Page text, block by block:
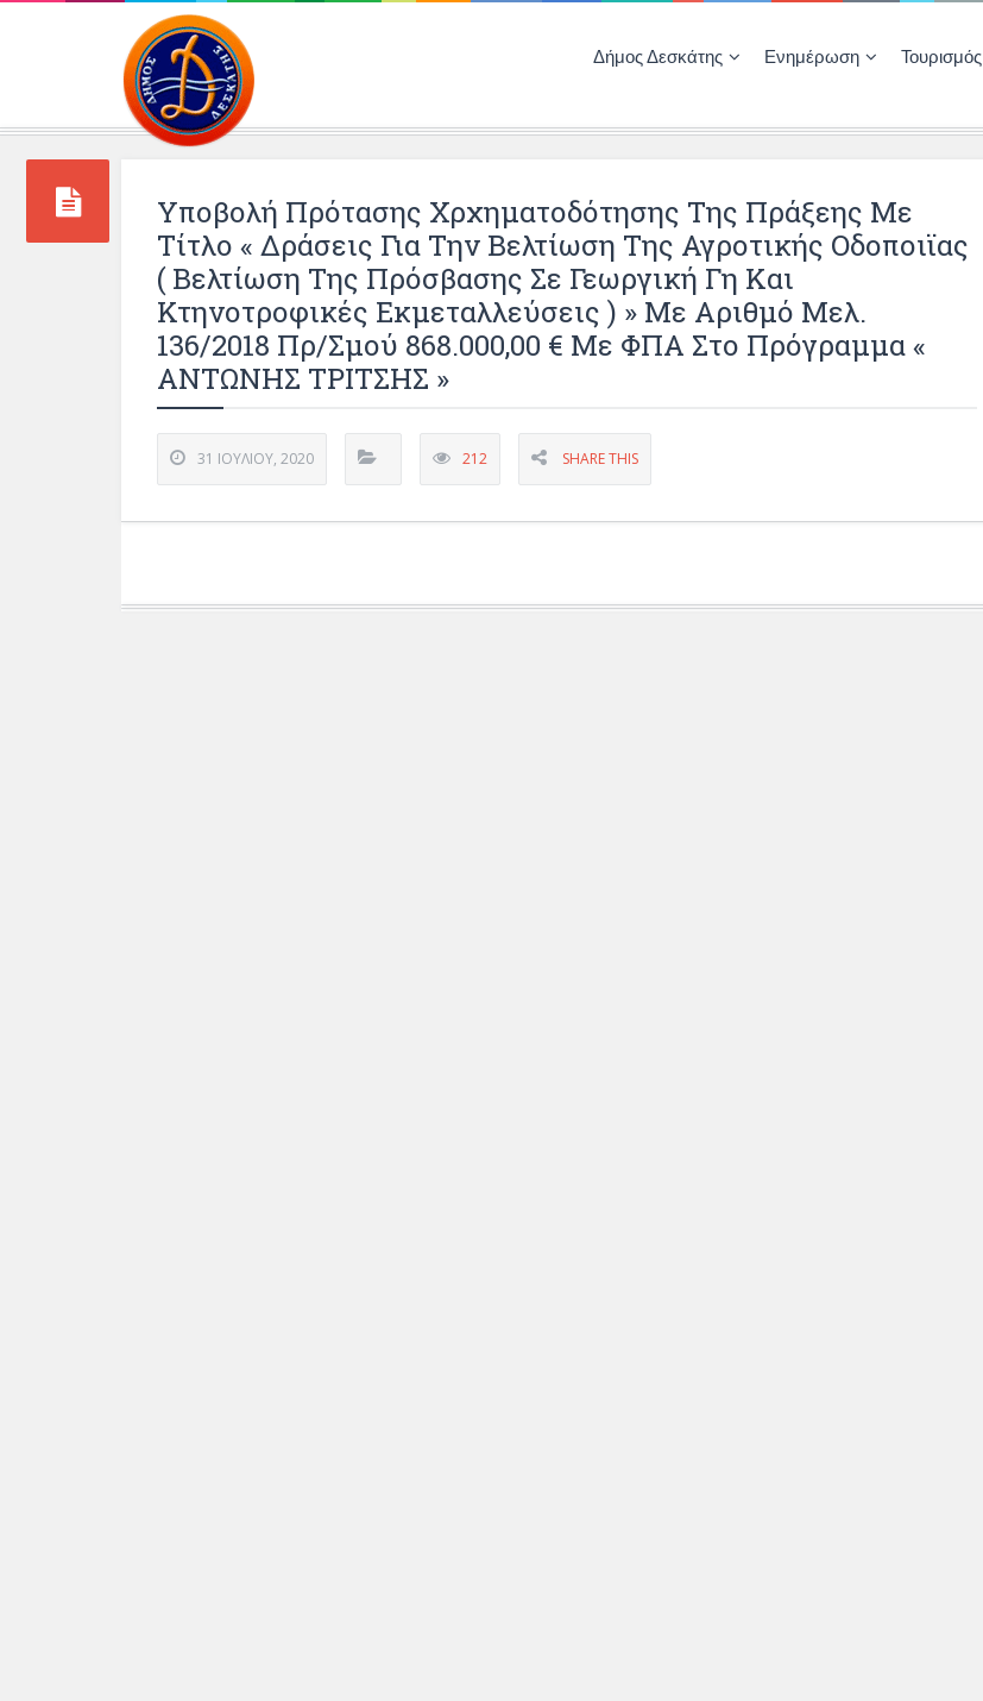
Δήμος Δεσκάτης Ενημέρωση Τουρισμός
Υποβολή Πρότασης Χρχηματοδότησης Της Πράξεης Με
Τίτλο « Δράσεις Για Την Βελτίωση Της Αγροτικής Οδοποιϊας
( Βελτίωση Της Πρόσβασης Σε Γεωργική Γη Και
Κτηνοτροφικές Εκμεταλλεύσεις ) » Με Αριθμό Μελ.
136/2018 Πρ/σμού 868.000,00 € Με ΦΠΑ Στο Πρόγραμμα «
ΑΝΤΩΝΗΣ ΤΡΙΤΣΗΣ »
31 ΙΟΥΛΊΟΥ, 2020 212 SHARE THIS